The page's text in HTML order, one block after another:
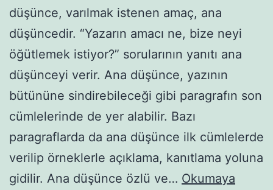
düşünce, varılmak istenen amaç, ana
düşüncedir. “Yazarın amacı ne, bize neyi
öğütlemek istiyor?” sorularının yanıtı ana
düşünceyi verir. Ana düşünce, yazının
bütününe sindirebileceği gibi paragrafın son
cümlelerinde de yer alabilir. Bazı
paragraflarda da ana düşünce ilk cümlelerde
verilip örneklerle açıklama, kanıtlama yoluna
gidilir. Ana düşünce özlü ve… Okumaya